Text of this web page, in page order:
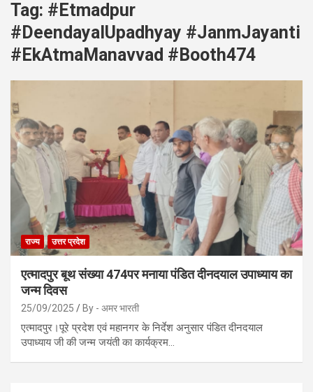
Tag: #Etmadpur
#DeendayalUpadhyay #JanmJayanti
#EkAtmaManavvad #Booth474
राज्य उत्तर प्रदेश
एत्मादपुर बूथ संख्या 474पर मनाया पंडित दीनदयाल उपाध्याय का
जन्म दिवस
25/09/2025 By - अमर भारती
एत्मादपुर।पूरे प्रदेश एवं महानगर के निर्देश अनुसार पंडित दीनदयाल
उपाध्याय जी की जन्म जयंती का कार्यक्रम…